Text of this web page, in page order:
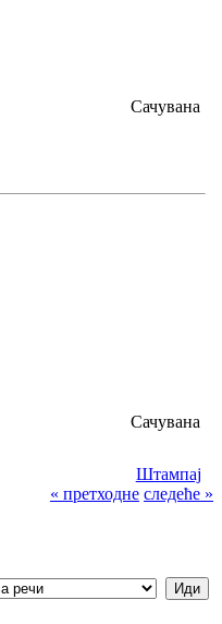
Сачувана
Сачувана
Штампај
« претходне следеће »